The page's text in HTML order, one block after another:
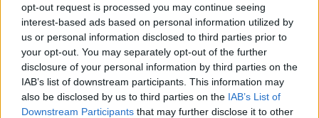
opt-out request is processed you may continue seeing
interest-based ads based on personal information utilized by
us or personal information disclosed to third parties prior to
your opt-out. You may separately opt-out of the further
disclosure of your personal information by third parties on the
IAB’s list of downstream participants. This information may
also be disclosed by us to third parties on the IAB’s List of
Downstream Participants that may further disclose it to other
PROVINCIA DI GROSSETO —Questi i prezzi dei carburanti
rilevati al giorno 20 June 2026dalMinistero dello sviluppo
economico